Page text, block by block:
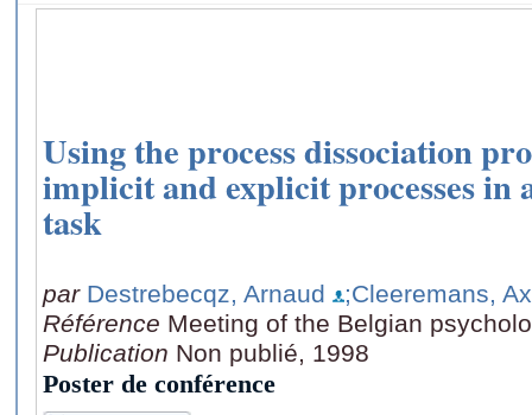
Using the process dissociation
implicit and explicit processes in
task
par Destrebecqz, Arnaud
;Cleeremans,
Référence Meeting of the Belgian
Publication Non publié, 1998
Poster de conférence